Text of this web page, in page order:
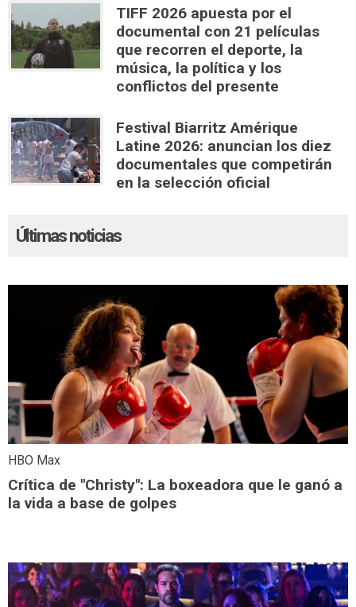
TIFF 2026 apuesta por el
documental con 21 películas
que recorren el deporte, la
música, la política y los
conflictos del presente
Festival Biarritz Amérique
Latine 2026: anuncian los diez
documentales que competirán
en la selección oficial
Últimas noticias
HBO Max
Crítica de "Christy": La boxeadora que le ganó a
la vida a base de golpes